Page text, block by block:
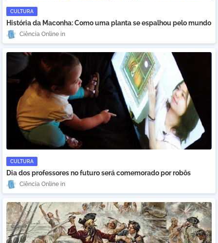
CULTURA
História da Maconha: Como uma planta se espalhou pelo mundo
Ciência Online
CULTURA
Dia dos professores no futuro será comemorado por robôs
Ciência Online